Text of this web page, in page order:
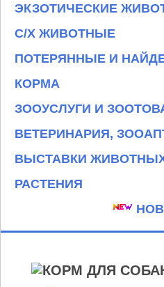
ЭКЗОТИЧЕСКИЕ
С/Х ЖИВОТНЫЕ
ПОТЕРЯННЫЕ И
КОРМА
ЗООУСЛУГИ И
ВЕТЕРИНАРИЯ,
ВЫСТАВКИ
РАСТЕНИЯ